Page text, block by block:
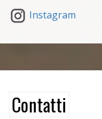
Instagram
Contatti